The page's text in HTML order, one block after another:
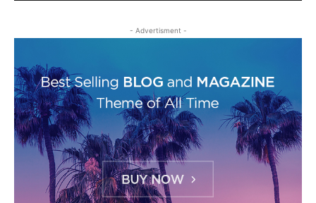
- Advertisment -